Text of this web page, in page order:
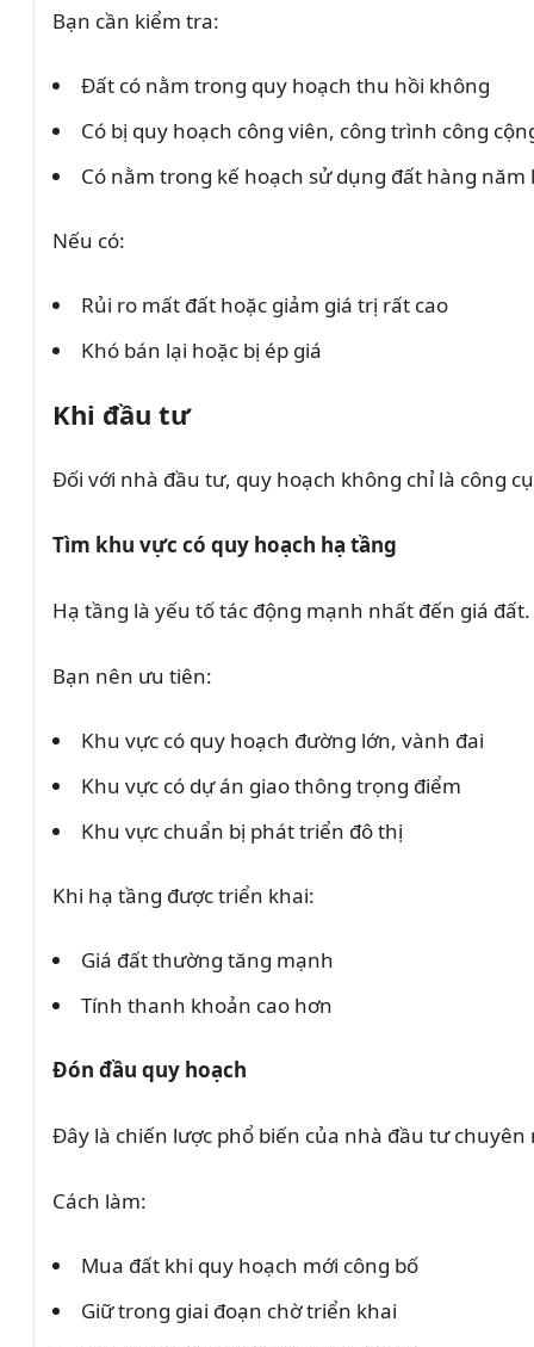
Bạn cần kiểm tra:
Đất có nằm trong quy hoạch thu hồi không
Có bị quy hoạch công viên, công trình công
Có nằm trong kế hoạch sử dụng đất hàng năm
Nếu có:
Rủi ro mất đất hoặc giảm giá trị rất cao
Khó bán lại hoặc bị ép giá
Khi đầu tư
Đối với nhà đầu tư, quy hoạch không chỉ là công
Tìm khu vực có quy hoạch hạ tầng
Hạ tầng là yếu tố tác động mạnh nhất đến giá đất.
Bạn nên ưu tiên:
Khu vực có quy hoạch đường lớn, vành đai
Khu vực có dự án giao thông trọng điểm
Khu vực chuẩn bị phát triển đô thị
Khi hạ tầng được triển khai:
Giá đất thường tăng mạnh
Tính thanh khoản cao hơn
Đón đầu quy hoạch
Đây là chiến lược phổ biến của nhà đầu tư chuyên
Cách làm:
Mua đất khi quy hoạch mới công bố
Giữ trong giai đoạn chờ triển khai